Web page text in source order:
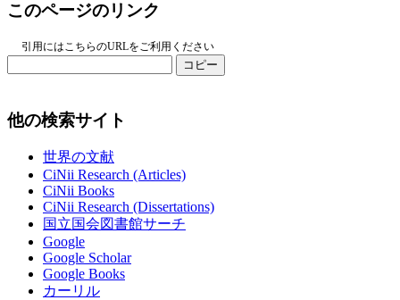
このページのリンク
引用にはこちらのURLをご利用ください
コピー
他の検索サイト
世界の文献
CiNii Research (Articles)
CiNii Books
CiNii Research (Dissertations)
国立国会図書館サーチ
Google
Google Scholar
Google Books
カーリル